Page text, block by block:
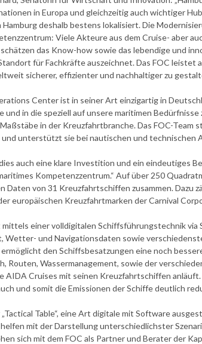
in Europa und gleichzeitig auch wichtiger
deshalb bestens lokalisiert. Die
Viele Akteure aus dem Cruise- aber
das Know-how sowie das lebendige und
für Fachkräfte auszeichnet. Das FOC leistet
sicherer, effizienter und nachhaltiger zu
Center ist in seiner Art einzigartig in
und in die speziell auf unsere maritimen
in der Kreuzfahrtbranche. Das FOC-Team
und unterstützt sie bei nautischen und technischen
auch eine klare Investition und ein eindeutiges
Kompetenzzentrum.“ Auf über 250
Daten von 31 Kreuzfahrtschiffen zusammen. Dazu
europäischen Kreuzfahrtmarken der Carnival
mittels einer volldigitalen Schiffsführungstechnik via
Wetter- und Navigationsdaten sowie
den Schiffsbesatzungen eine noch
Routen, Wassermanagement, sowie der
AIDA Cruises mit seinen Kreuzfahrtschiffen
und somit die Emissionen der Schiffe deutlich
Table“, eine Art digitale mit Software
mit der Darstellung unterschiedlichster
sich mit dem FOC als Partner und Berater der